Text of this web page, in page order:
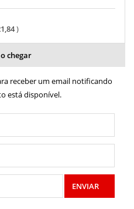
chegar
receber um email notificando
está disponível.
ENVIAR